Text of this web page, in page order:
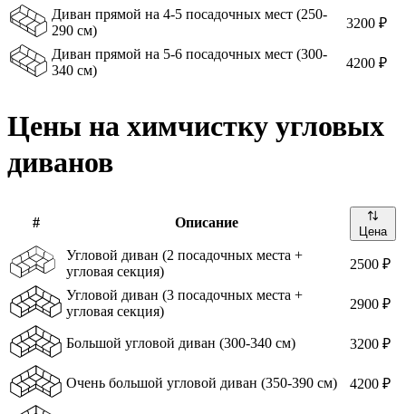
Диван прямой на 4-5 посадочных мест (250-
290 см)
3200 ₽
Диван прямой на 5-6 посадочных мест (300-
340 см)
4200 ₽
Цены на химчистку угловых
диванов
# Описание
Цена
Угловой диван (2 посадочных места +
угловая секция)
2500 ₽
Угловой диван (3 посадочных места +
угловая секция)
2900 ₽
Большой угловой диван (300-340 см) 3200 ₽
Очень большой угловой диван (350-390 см) 4200 ₽